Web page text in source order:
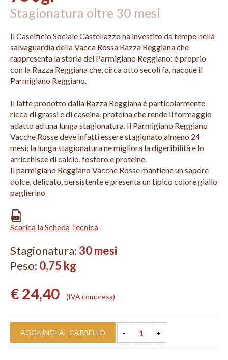
Stagionatura oltre 30 mesi
Il Caseificio Sociale Castellazzo ha investito da tempo nella
salvaguardia della Vacca Rossa Razza Reggiana che
rappresenta la storia del Parmigiano Reggiano: è proprio
con la Razza Reggiana che, circa otto secoli fa, nacque il
Parmigiano Reggiano.
Il latte prodotto dalla Razza Reggiana è particolarmente
ricco di grassi e di caseina, proteina che rende il formaggio
adatto ad una lunga stagionatura. Il Parmigiano Reggiano
Vacche Rosse deve infatti essere stagionato almeno 24
mesi; la lunga stagionatura ne migliora la digeribilità e lo
arricchisce di calcio, fosforo e proteine.
Il parmigiano Reggiano Vacche Rosse mantiene un sapore
dolce, delicato, persistente e presenta un tipico colore giallo
paglierino
Scarica la Scheda Tecnica
Stagionatura: 30 mesi
Peso: 0,75 kg
€ 24,40 IVA compresa
AGGIUNGI AL CARRELLO